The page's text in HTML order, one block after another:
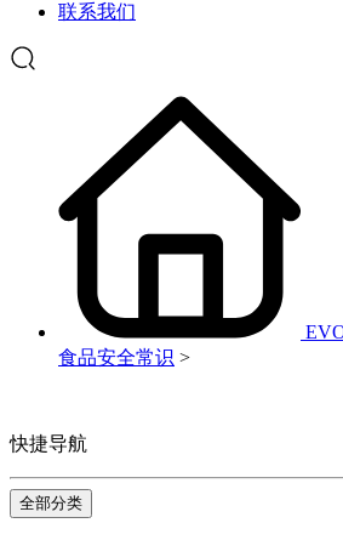
联系我们
食品安全常识 >
快捷导航
全部分类